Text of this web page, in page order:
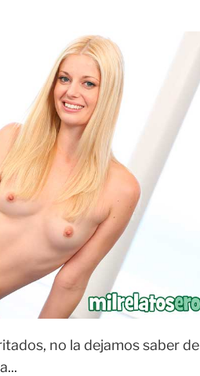
no la dejamos saber de